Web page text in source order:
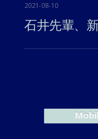
2021-08-10
石井先輩、